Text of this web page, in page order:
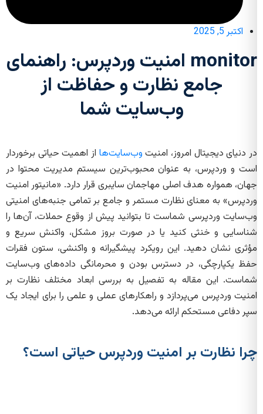
اکتبر 5, 2025
monitor امنیت وردپرس: راهنمای
جامع نظارت و حفاظت از
وب‌سایت شما
در دنیای دیجیتال امروز، امنیت وب‌سایت‌ها از اهمیت حیاتی برخوردار
است و وردپرس، به عنوان محبوب‌ترین سیستم مدیریت محتوا در
جهان، همواره هدف اصلی مهاجمان سایبری قرار دارد. «مانیتور امنیت
وردپرس» به معنای نظارت مستمر و جامع بر تمامی جنبه‌های امنیتی
وب‌سایت وردپرسی شماست تا بتوانید پیش از وقوع حملات، آن‌ها را
شناسایی و خنثی کنید یا در صورت بروز مشکل، واکنش سریع و
مؤثری نشان دهید. این رویکرد پیشگیرانه و واکنشی، ستون فقرات
حفظ یکپارچگی، در دسترس بودن و محرمانگی داده‌های وب‌سایت
شماست. این مقاله به تفصیل به بررسی ابعاد مختلف نظارت بر
امنیت وردپرس می‌پردازد و راهکارهای عملی و علمی را برای ایجاد یک
سپر دفاعی مستحکم ارائه می‌دهد.
چرا نظارت بر امنیت وردپرس حیاتی است؟